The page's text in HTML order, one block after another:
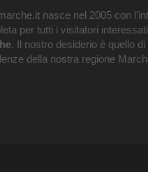
nasce nel 2005 con
per tutti i visitatori
. Il nostro desiderio è quello
della nostra regione